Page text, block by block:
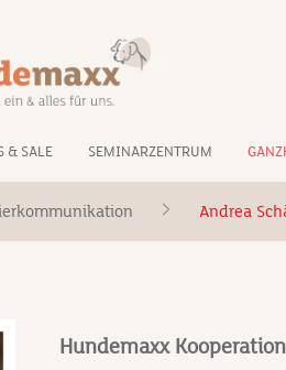
& SALE SEMINARZENTRUM
Andrea
Hundemaxx